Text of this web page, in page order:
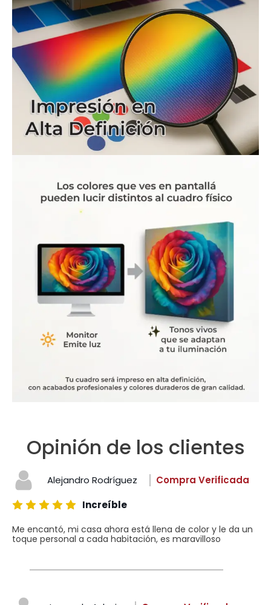
Opinión de los clientes
Alejandro Rodríguez
Compra Verificada
Increíble
Me encantó, mi casa ahora está llena de color y le da un
toque personal a cada habitación, es maravilloso